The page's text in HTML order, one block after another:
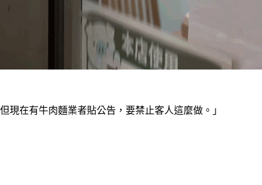
現在有牛肉麵業者貼公告，要禁止客人這麼做。」